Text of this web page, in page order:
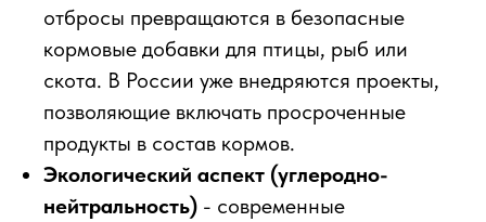
отбросы превращаются в безопасные
кормовые добавки для птицы, рыб или
скота. В России уже внедряются проекты,
позволяющие включать просроченные
продукты в состав кормов.
Экологический аспект (углеродно-
нейтральность) - современные